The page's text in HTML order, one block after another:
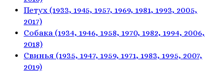
Петух (1933, 1945, 1957, 1969, 1981, 1993, 2005,
2017)
Собака (1934, 1946, 1958, 1970, 1982, 1994, 2006,
2018)
Свинья (1935, 1947, 1959, 1971, 1983, 1995, 2007,
2019)